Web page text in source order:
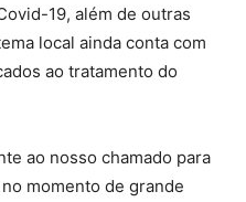
19, além de outras
local ainda conta com
ao tratamento do
ao nosso chamado para
momento de grande